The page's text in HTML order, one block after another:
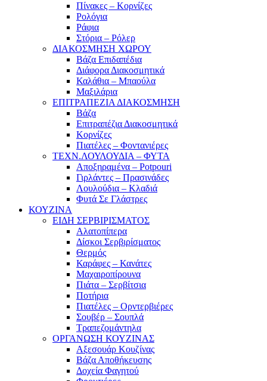
Πίνακες – Κορνίζες
Ρολόγια
Ράφια
Στόρια – Ρόλερ
ΔΙΑΚΟΣΜΗΣΗ ΧΩΡΟΥ
Βάζα Επιδαπέδια
Διάφορα Διακοσμητικά
Καλάθια – Μπαούλα
Μαξιλάρια
ΕΠΙΤΡΑΠΕΖΙΑ ΔΙΑΚΟΣΜΗΣΗ
Βάζα
Επιτραπέζια Διακοσμητικά
Κορνίζες
Πιατέλες – Φοντανιέρες
ΤΕΧΝ.ΛΟΥΛΟΥΔΙΑ – ΦΥΤΑ
Αποξηραμένα – Potpouri
Γιρλάντες – Πρασινάδες
Λουλούδια – Κλαδιά
Φυτά Σε Γλάστρες
ΚΟΥΖΙΝΑ
ΕΙΔΗ ΣΕΡΒΙΡΙΣΜΑΤΟΣ
Αλατοπίπερα
Δίσκοι Σερβιρίσματος
Θερμός
Καράφες – Κανάτες
Μαχαιροπίρουνα
Πιάτα – Σερβίτσια
Ποτήρια
Πιατέλες – Ορντερβιέρες
Σουβέρ – Σουπλά
Τραπεζομάντηλα
ΟΡΓΑΝΩΣΗ ΚΟΥΖΙΝΑΣ
Αξεσουάρ Κουζίνας
Βάζα Αποθήκευσης
Δοχεία Φαγητού